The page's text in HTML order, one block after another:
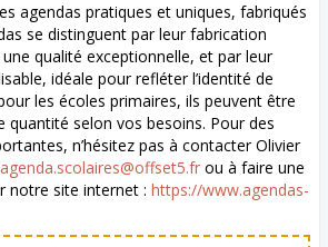
agendas pratiques et uniques, fabriqués
se distinguent par leur fabrication
qualité exceptionnelle, et par leur
idéale pour refléter l’identité de
les écoles primaires, ils peuvent être
quantité selon vos besoins. Pour des
n’hésitez pas à contacter Olivier
agenda.scolaires@offset5.fr ou à faire une
notre site internet : https://www.agendas-